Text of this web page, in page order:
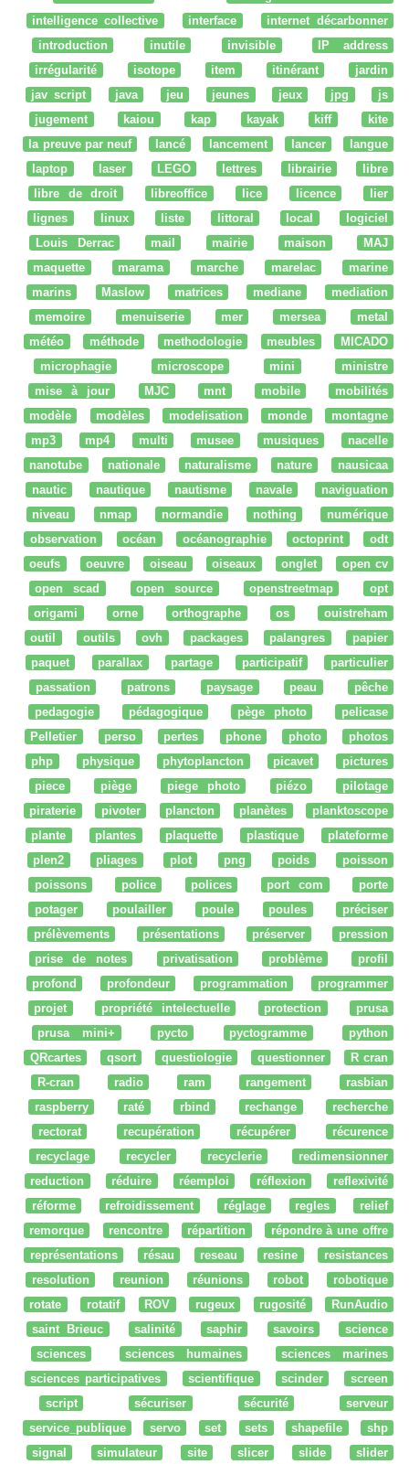
intelligence collective
interface
internet décarbonner
introduction
inutile invisible
IP address
irrégularité
isotope item itinérant
jardin
jav script
java jeu jeunes jeux jpg
js
jugement
kaiou kap kayak kiff
kite
la preuve par neuf
lancé lancement lancer
langue
laptop
laser LEGO lettres librairie
libre
libre de droit
libreoffice lice licence
lier
lignes
linux liste littoral local
logiciel
Louis Derrac
mail mairie maison
MAJ
maquette
marama marche marelac
marine
marins
Maslow matrices mediane
mediation
memoire
menuiserie mer mersea
metal
météo
méthode methodologie meubles
MICADO
microphagie
microscope mini
ministre
mise à jour
MJC mnt mobile
mobilités
modèle
modèles modelisation monde
montagne
mp3
mp4 multi musee musiques
nacelle
nanotube
nationale naturalisme nature
nausicaa
nautic
nautique nautisme navale
naviguation
niveau
nmap normandie nothing
numérique
observation
océan océanographie octoprint
odt
oeufs
oeuvre oiseau oiseaux onglet
open cv
open scad
open source openstreetmap
opt
origami
orne orthographe os
ouistreham
outil
outils ovh packages palangres
papier
paquet
parallax partage participatif
particulier
passation
patrons paysage peau
pêche
pedagogie
pédagogique pège photo
pelicase
Pelletier
perso pertes phone photo
photos
php
physique phytoplancton picavet
pictures
piece
piège piege photo piézo
pilotage
piraterie
pivoter plancton planètes
planktoscope
plante
plantes plaquette plastique
plateforme
plen2
pliages plot png poids
poisson
poissons
police polices port com
porte
potager
poulailler poule poules
préciser
prélèvements
présentations préserver
pression
prise de notes
privatisation problème
profil
profond
profondeur programmation
programmer
projet
propriété intelectuelle protection
prusa
prusa mini+
pycto pyctogramme
python
QRcartes
qsort questiologie questionner
R cran
R-cran
radio ram rangement
rasbian
raspberry
raté rbind rechange
recherche
rectorat
recupération récupérer
récurence
recyclage
recycler recyclerie
redimensionner
reduction
réduire réemploi réflexion
reflexivité
réforme
refroidissement réglage regles
relief
remorque
rencontre répartition
répondre à une offre
représentations
résau reseau resine
resistances
resolution
reunion réunions robot
robotique
rotate
rotatif ROV rugeux rugosité
RunAudio
saint Brieuc
salinité saphir savoirs
science
sciences
sciences humaines
sciences marines
sciences participatives
scientifique scinder
screen
script
sécuriser sécurité
serveur
service_publique
servo set sets shapefile
shp
signal
simulateur site slicer slide
slider